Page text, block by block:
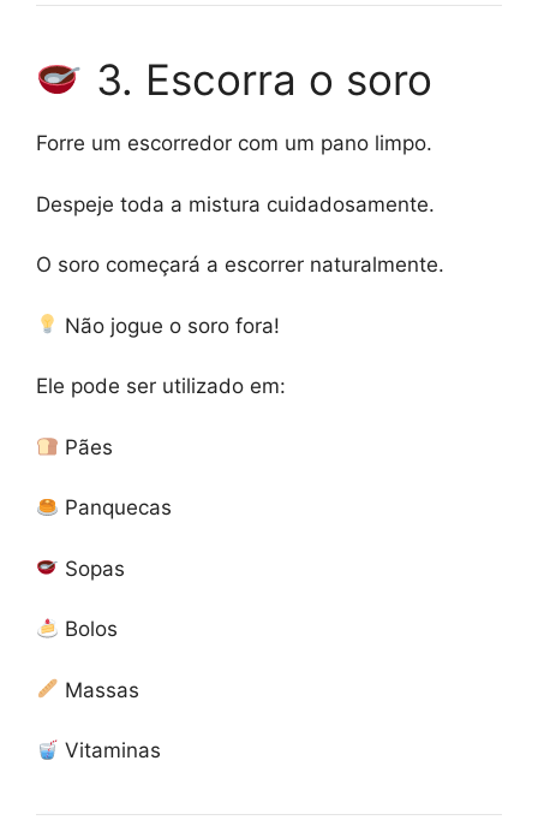
3. Escorra o soro
Forre um escorredor com um pano limpo.
Despeje toda a mistura cuidadosamente.
O soro começará a escorrer naturalmente.
Não jogue o soro fora!
Ele pode ser utilizado em:
Pães
Panquecas
Sopas
Bolos
Massas
Vitaminas